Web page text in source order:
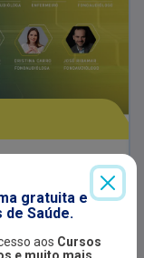
para
com
uma
entre
gratuita e
Saúde.
aos Cursos